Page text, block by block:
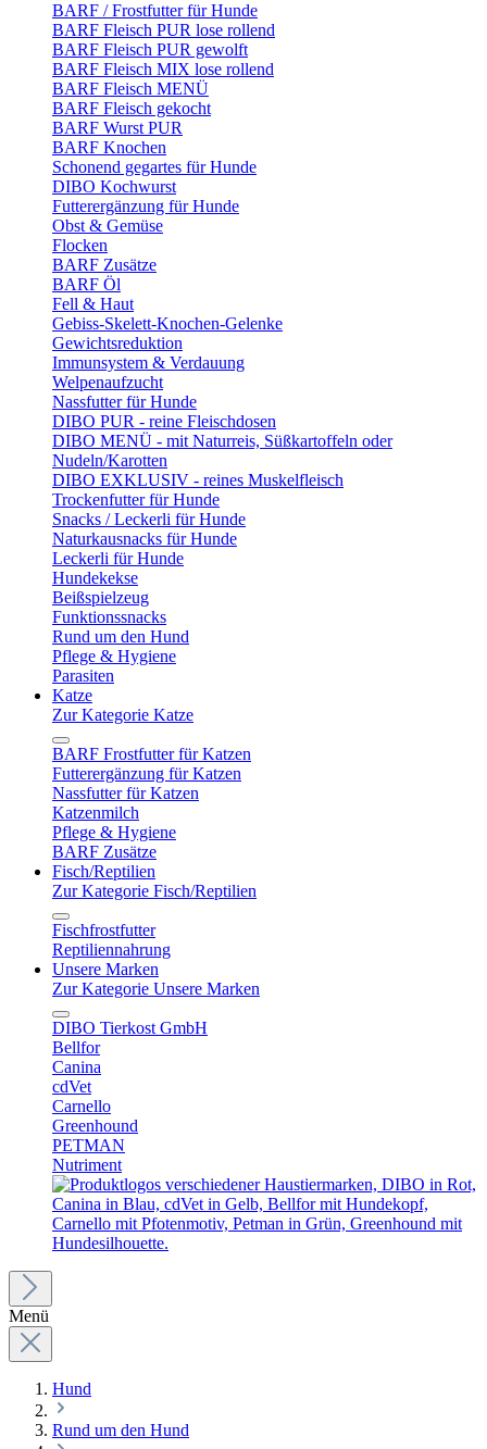
BARF / Frostfutter für Hunde
BARF Fleisch PUR lose rollend
BARF Fleisch PUR gewolft
BARF Fleisch MIX lose rollend
BARF Fleisch MENÜ
BARF Fleisch gekocht
BARF Wurst PUR
BARF Knochen
Schonend gegartes für Hunde
DIBO Kochwurst
Futterergänzung für Hunde
Obst & Gemüse
Flocken
BARF Zusätze
BARF Öl
Fell & Haut
Gebiss-Skelett-Knochen-Gelenke
Gewichtsreduktion
Immunsystem & Verdauung
Welpenaufzucht
Nassfutter für Hunde
DIBO PUR - reine Fleischdosen
DIBO MENÜ - mit Naturreis, Süßkartoffeln oder
Nudeln/Karotten
DIBO EXKLUSIV - reines Muskelfleisch
Trockenfutter für Hunde
Snacks / Leckerli für Hunde
Naturkausnacks für Hunde
Leckerli für Hunde
Hundekekse
Beißspielzeug
Funktionssnacks
Rund um den Hund
Pflege & Hygiene
Parasiten
Katze
Zur Kategorie Katze
BARF Frostfutter für Katzen
Futterergänzung für Katzen
Nassfutter für Katzen
Katzenmilch
Pflege & Hygiene
BARF Zusätze
Fisch/Reptilien
Zur Kategorie Fisch/Reptilien
Fischfrostfutter
Reptiliennahrung
Unsere Marken
Zur Kategorie Unsere Marken
DIBO Tierkost GmbH
Bellfor
Canina
cdVet
Carnello
Greenhound
PETMAN
Nutriment
Menü
Hund
Rund um den Hund